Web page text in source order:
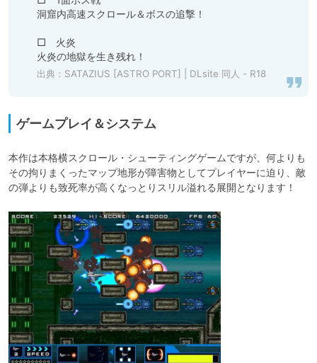
洞窟内高速スクロール＆ボスの追撃！
□　火炎
火炎の地獄を生き残れ！
出典： SATAZIUS [ASTRO PORT] | DLsite 同人 - R18
ゲームプレイ＆システム
本作は本格横スクロール・シューティングゲームですが、何よりも
その拘りまくったマップ地形が障害物としてプレイヤーに迫り、敵
の弾よりも致死率が高くなっとりスリル溢れる展開となります！